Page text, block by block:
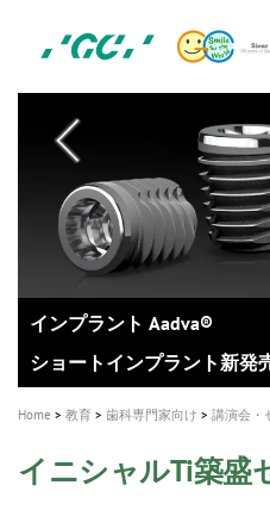
A healthy smile greatly
新発売 エバーエックス フ
製品の詳細情報はこちら
「セラスマート テクノロジ
「イニシャル LiSi（リジ）
ク」公開
歯を内部まで白くする
医療ホワイトニング ティオ
新製品 イオム ナゴミ for DH
専用サイトはこちら
新製品バキュクレーブ 118 /
製品の詳細情報はこちら
インプラント Aadva®
ショートインプラント新発
GCグループ企業
Home 教育 歯科専門家向け 講演会・
イニシャルTi築盛